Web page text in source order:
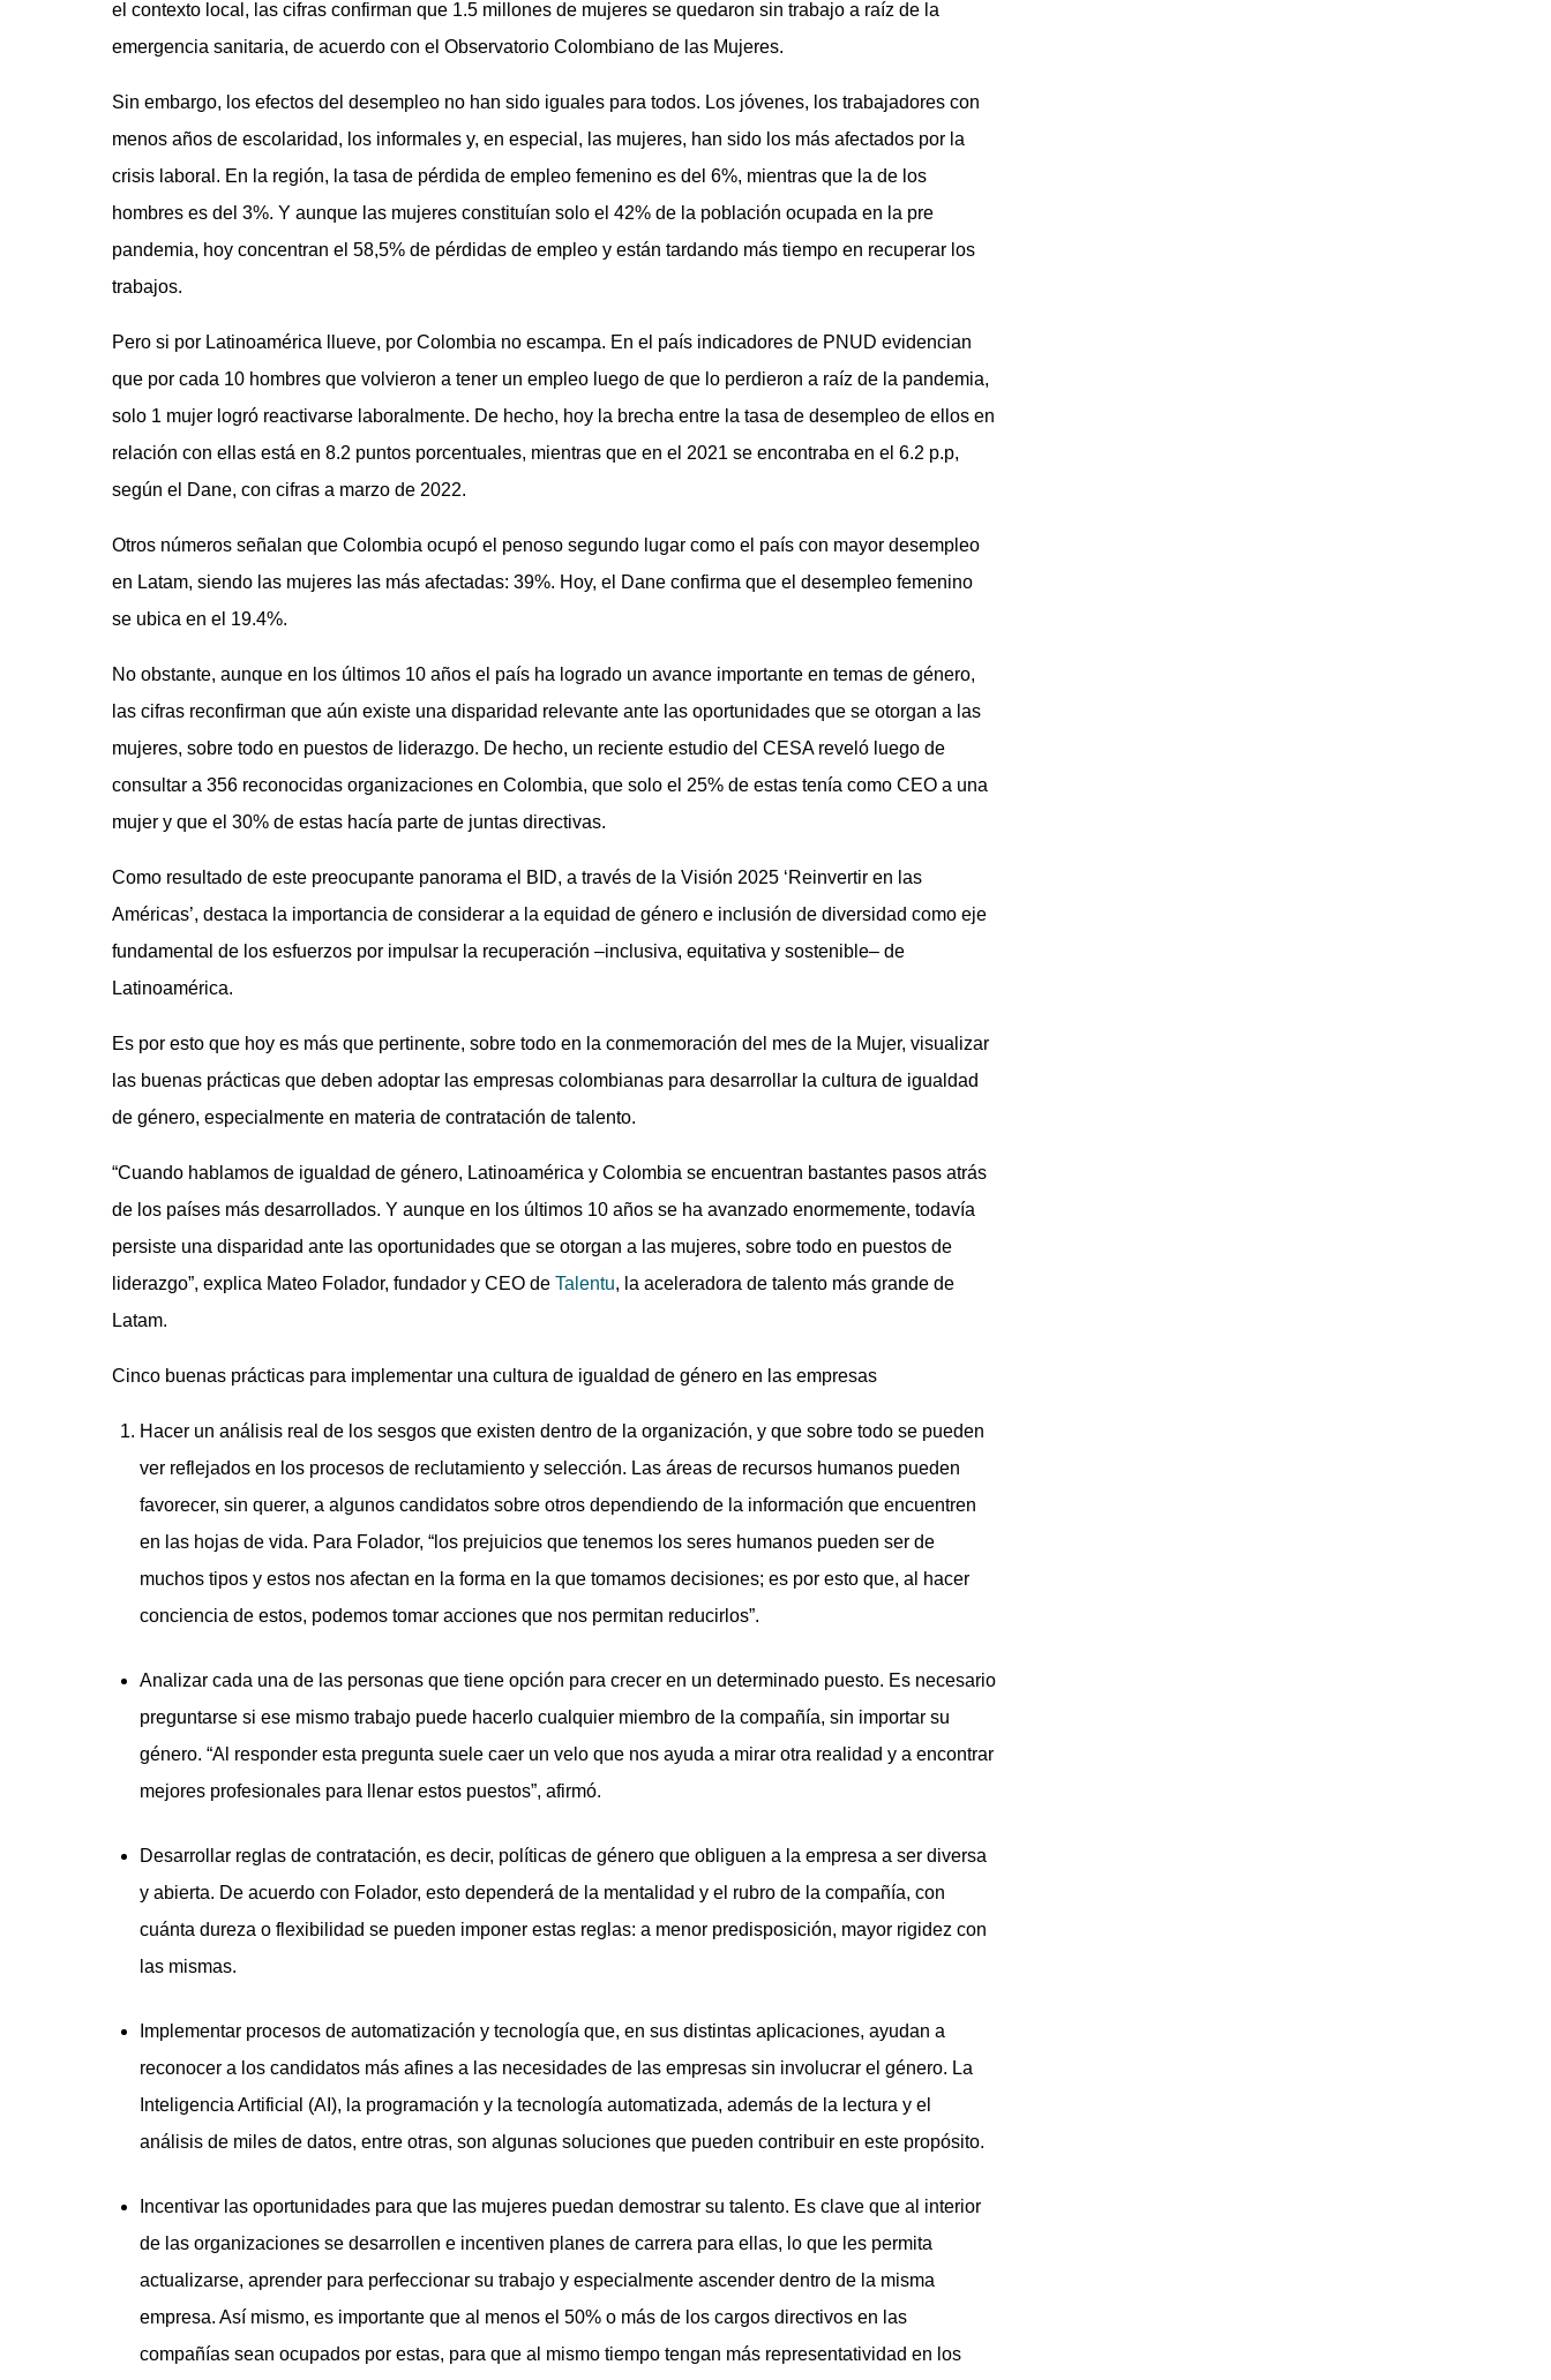
el contexto local, las cifras confirman que 1.5 millones de mujeres se quedaron sin trabajo a raíz de la
emergencia sanitaria, de acuerdo con el Observatorio Colombiano de las Mujeres.
Sin embargo, los efectos del desempleo no han sido iguales para todos. Los jóvenes, los trabajadores con
menos años de escolaridad, los informales y, en especial, las mujeres, han sido los más afectados por la
crisis laboral. En la región, la tasa de pérdida de empleo femenino es del 6%, mientras que la de los
hombres es del 3%. Y aunque las mujeres constituían solo el 42% de la población ocupada en la pre
pandemia, hoy concentran el 58,5% de pérdidas de empleo y están tardando más tiempo en recuperar los
trabajos.
Pero si por Latinoamérica llueve, por Colombia no escampa. En el país indicadores de PNUD evidencian
que por cada 10 hombres que volvieron a tener un empleo luego de que lo perdieron a raíz de la pandemia,
solo 1 mujer logró reactivarse laboralmente. De hecho, hoy la brecha entre la tasa de desempleo de ellos en
relación con ellas está en 8.2 puntos porcentuales, mientras que en el 2021 se encontraba en el 6.2 p.p,
según el Dane, con cifras a marzo de 2022.
Otros números señalan que Colombia ocupó el penoso segundo lugar como el país con mayor desempleo
en Latam, siendo las mujeres las más afectadas: 39%. Hoy, el Dane confirma que el desempleo femenino
se ubica en el 19.4%.
No obstante, aunque en los últimos 10 años el país ha logrado un avance importante en temas de género,
las cifras reconfirman que aún existe una disparidad relevante ante las oportunidades que se otorgan a las
mujeres, sobre todo en puestos de liderazgo. De hecho, un reciente estudio del CESA reveló luego de
consultar a 356 reconocidas organizaciones en Colombia, que solo el 25% de estas tenía como CEO a una
mujer y que el 30% de estas hacía parte de juntas directivas.
Como resultado de este preocupante panorama el BID, a través de la Visión 2025 ‘Reinvertir en las
Américas’, destaca la importancia de considerar a la equidad de género e inclusión de diversidad como eje
fundamental de los esfuerzos por impulsar la recuperación –inclusiva, equitativa y sostenible– de
Latinoamérica.
Es por esto que hoy es más que pertinente, sobre todo en la conmemoración del mes de la Mujer, visualizar
las buenas prácticas que deben adoptar las empresas colombianas para desarrollar la cultura de igualdad
de género, especialmente en materia de contratación de talento.
“Cuando hablamos de igualdad de género, Latinoamérica y Colombia se encuentran bastantes pasos atrás
de los países más desarrollados. Y aunque en los últimos 10 años se ha avanzado enormemente, todavía
persiste una disparidad ante las oportunidades que se otorgan a las mujeres, sobre todo en puestos de
liderazgo”, explica Mateo Folador, fundador y CEO de Talentu, la aceleradora de talento más grande de
Latam.
Cinco buenas prácticas para implementar una cultura de igualdad de género en las empresas
Hacer un análisis real de los sesgos que existen dentro de la organización, y que sobre todo se pueden
ver reflejados en los procesos de reclutamiento y selección. Las áreas de recursos humanos pueden
favorecer, sin querer, a algunos candidatos sobre otros dependiendo de la información que encuentren
en las hojas de vida. Para Folador, “los prejuicios que tenemos los seres humanos pueden ser de
muchos tipos y estos nos afectan en la forma en la que tomamos decisiones; es por esto que, al hacer
conciencia de estos, podemos tomar acciones que nos permitan reducirlos”.
Analizar cada una de las personas que tiene opción para crecer en un determinado puesto. Es necesario
preguntarse si ese mismo trabajo puede hacerlo cualquier miembro de la compañía, sin importar su
género. “Al responder esta pregunta suele caer un velo que nos ayuda a mirar otra realidad y a encontrar
mejores profesionales para llenar estos puestos”, afirmó.
Desarrollar reglas de contratación, es decir, políticas de género que obliguen a la empresa a ser diversa
y abierta. De acuerdo con Folador, esto dependerá de la mentalidad y el rubro de la compañía, con
cuánta dureza o flexibilidad se pueden imponer estas reglas: a menor predisposición, mayor rigidez con
las mismas.
Implementar procesos de automatización y tecnología que, en sus distintas aplicaciones, ayudan a
reconocer a los candidatos más afines a las necesidades de las empresas sin involucrar el género. La
Inteligencia Artificial (AI), la programación y la tecnología automatizada, además de la lectura y el
análisis de miles de datos, entre otras, son algunas soluciones que pueden contribuir en este propósito.
Incentivar las oportunidades para que las mujeres puedan demostrar su talento. Es clave que al interior
de las organizaciones se desarrollen e incentiven planes de carrera para ellas, lo que les permita
actualizarse, aprender para perfeccionar su trabajo y especialmente ascender dentro de la misma
empresa. Así mismo, es importante que al menos el 50% o más de los cargos directivos en las
compañías sean ocupados por estas, para que al mismo tiempo tengan más representatividad en los